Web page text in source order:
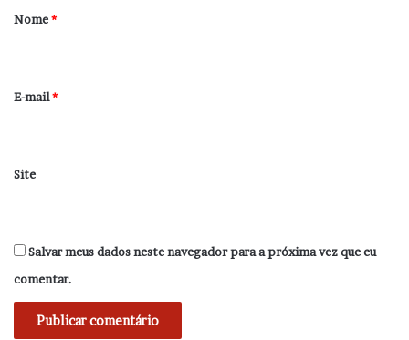
r
*
Nome*
E-mail*
Site
Salvar meus dados neste navegador para a próxima vez que eu
comentar.